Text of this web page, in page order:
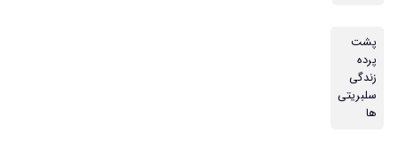
پشت
پرده
زندگی
سلبریتی
ها